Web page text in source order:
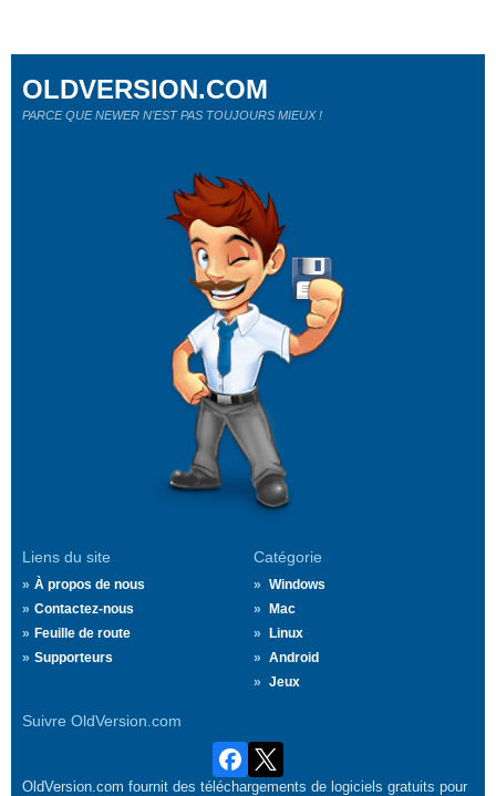
Liens du site
À propos de nous
Contactez-nous
Feuille de route
Supporteurs
Catégorie
Windows
Mac
Linux
Android
Jeux
Suivre OldVersion.com
OLDVERSION.COM
PARCE QUE NEWER N'EST PAS TOUJOURS MIEUX !
OldVersion.com fournit des téléchargements de logiciels gratuits pour